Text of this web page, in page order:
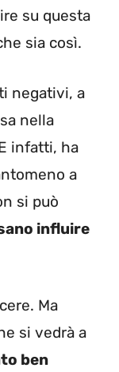
su questa
sia così.
negativi, a
nella
infatti, ha
a
si può
influire
Ma
si vedrà a
ben